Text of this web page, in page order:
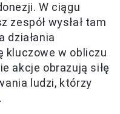
W ciągu
zespół wysłał tam
działania
kluczowe w obliczu
akcje obrazują siłę
ludzi, którzy